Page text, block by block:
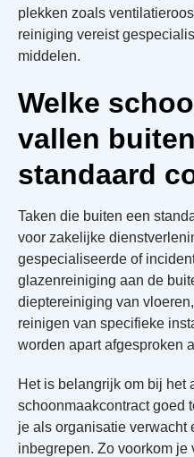
plekken zoals
reiniging vereist
middelen.
Welke
vallen
standaard
Taken die buiten een
voor zakelijke
gespecialiseerde of
glazenreiniging aan de
dieptereiniging van
reinigen van specifieke
worden apart afgesproken
Het is belangrijk om bij het
schoonmaakcontract goed
je als organisatie verwacht
inbegrepen. Zo voorkom je